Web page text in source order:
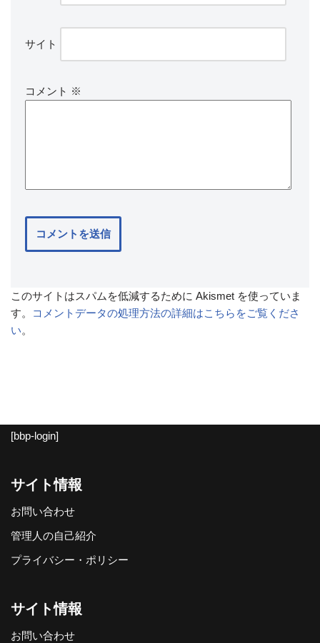
サイト
コメント ※
このサイトはスパムを低減するために Akismet を使っていま
す。
コメントデータの処理方法の詳細はこちらをご覧くださ
い。
[bbp-login]
サイト情報
お問い合わせ
管理人の自己紹介
プライバシー・ポリシー
サイト情報
お問い合わせ